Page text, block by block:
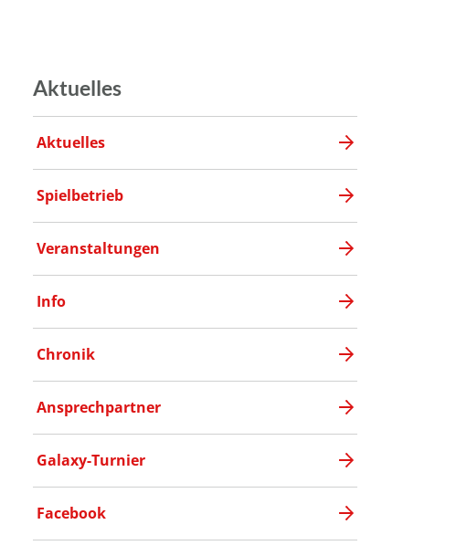
Aktuelles
Aktuelles
Spielbetrieb
Veranstaltungen
Info
Chronik
Ansprechpartner
Galaxy-Turnier
Facebook